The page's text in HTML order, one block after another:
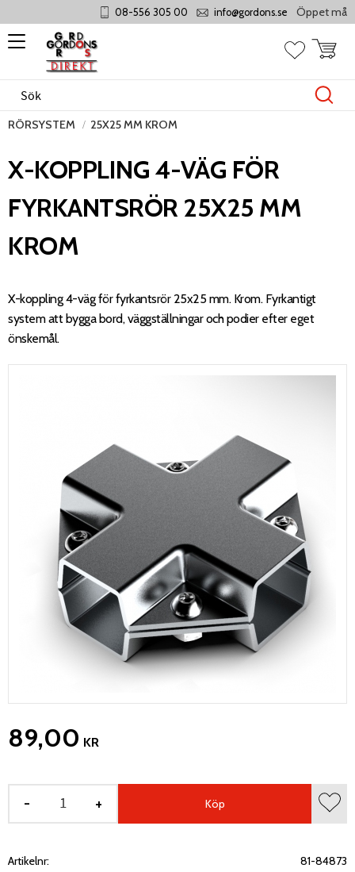
Meny
08-556 305 00 info@gordons.se Öppet måndag
Favoriter
RÖRSYSTEM 25X25 MM KROM
X-KOPPLING 4-VÄG FÖR
FYRKANTSRÖR 25X25 MM
KROM
X-koppling 4-väg för fyrkantsrör 25x25 mm. Krom. Fyrkantigt
system att bygga bord, väggställningar och podier efter eget
önskemål.
89,00 KR
+
- Köp
Artikelnr 81-84873